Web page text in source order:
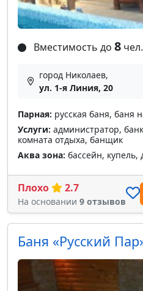
Вместимость до 8 чел.
город Николаев,
ул. 1-я Линия, 20
Парная: русская баня, баня
Услуги: администратор,
комната отдыха, банщик
Аква зона: бассейн,
Плохо 2.7
На основании 9 отзывов
Баня «Русский